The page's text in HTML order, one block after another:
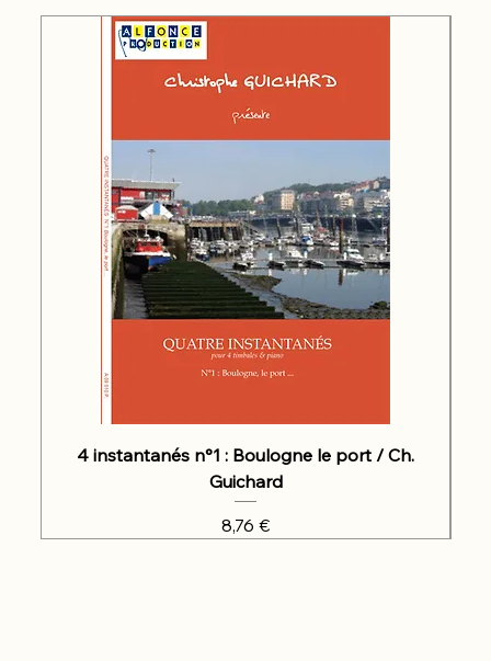
4 instantanés n°1 : Boulogne le port / Ch.
Guichard
Prix
8,76 €